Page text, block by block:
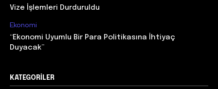
Vize İşlemleri Durduruldu
Ekonomi
“Ekonomi Uyumlu Bir Para Politikasına İhtiyaç
Duyacak”
KATEGORILER